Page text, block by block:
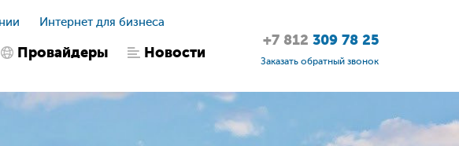
Интернет для бизнеса
Провайдеры Новости
+7 812 309 78 25
Заказать обратный звонок